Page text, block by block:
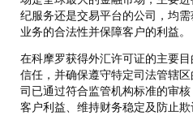
纪服务还是交易平台的公司，均
业务的合法性并保障客户的利益。
在科摩罗获得外汇许可证的主要
信任，并确保遵守特定司法管辖
司已通过符合监管机构标准的审
客户利益、维持财务稳定及防止